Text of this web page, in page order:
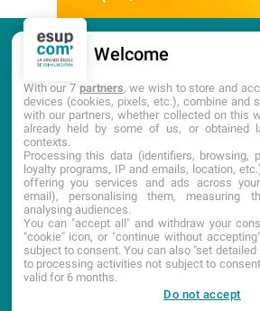
CANDIDATURE
DOCUMENTATION
ACCUEIL CGI PLAN DU SITE MENTIONS
ÉTABLISSEMENT D’ENSEIGNEMENT SUPÉRIEUR
Welcome
With our 7 partners, we wish to store and
devices (cookies, pixels, etc.), combine and
with our partners, whether collected on this
already held by some of us, or obtained
contexts.
Processing this data (identifiers, browsing,
loyalty programs, IP and emails, location,
offering you services and ads across
email), personalising them, measuring
analysing audiences.
You can "accept all" and withdraw your
"cookie" icon, or "continue without
subject to consent. You can also "set
to processing activities not subject to
valid for 6 months.
Do not accept